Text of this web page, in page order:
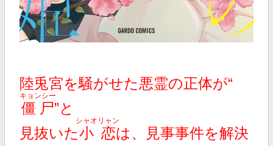
陸兎宮を騒がせた悪霊の正体が“
僵尸
キョンシー
”と
見抜いた小恋
シャオリャン
は、見事事件を解決